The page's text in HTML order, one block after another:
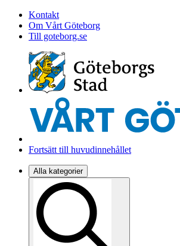
Kontakt
Om Vårt Göteborg
Till goteborg.se
Fortsätt till huvudinnehållet
Alla kategorier